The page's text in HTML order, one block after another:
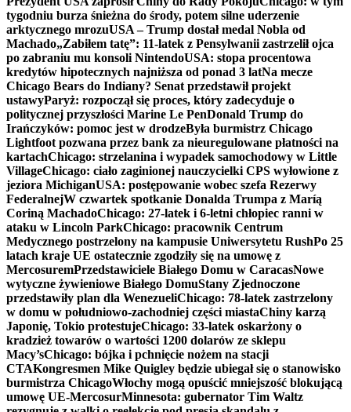
tygodniu burza śnieżna do środy, potem silne uderzenie
arktycznego mrozuUSA – Trump dostał medal Nobla od
Machado„Zabiłem tatę”: 11-latek z Pensylwanii zastrzelił ojca
po zabraniu mu konsoli NintendoUSA: stopa procentowa
kredytów hipotecznych najniższa od ponad 3 latNa mecze
Chicago Bears do Indiany? Senat przedstawił projekt
ustawyParyż: rozpoczął się proces, który zadecyduje o
politycznej przyszłości Marine Le PenDonald Trump do
Irańczyków: pomoc jest w drodzeByła burmistrz Chicago
Lightfoot pozwana przez bank za nieuregulowane płatności na
kartachChicago: strzelanina i wypadek samochodowy w Little
VillageChicago: ciało zaginionej nauczycielki CPS wyłowione z
jeziora MichiganUSA: postępowanie wobec szefa Rezerwy
FederalnejW czwartek spotkanie Donalda Trumpa z Maríą
Coriną MachadoChicago: 27-latek i 6-letni chłopiec ranni w
ataku w Lincoln ParkChicago: pracownik Centrum
Medycznego postrzelony na kampusie Uniwersytetu RushPo 25
latach kraje UE ostatecznie zgodziły się na umowę z
MercosuremPrzedstawiciele Białego Domu w CaracasNowe
wytyczne żywieniowe Białego DomuStany Zjednoczone
przedstawiły plan dla WenezueliChicago: 78-latek zastrzelony
w domu w południowo-zachodniej części miastaChiny karzą
Japonię, Tokio protestujeChicago: 33-latek oskarżony o
kradzież towarów o wartości 1200 dolarów ze sklepu
Macy’sChicago: bójka i pchnięcie nożem na stacji
CTAKongresmen Mike Quigley będzie ubiegał się o stanowisko
burmistrza ChicagoWłochy mogą opuścić mniejszość blokującą
umowę UE-MercosurMinnesota: gubernator Tim Waltz